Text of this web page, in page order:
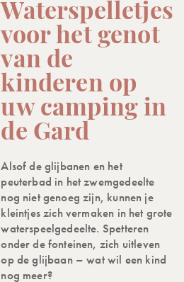
Waterspelletjes
voor het genot
van de
kinderen op
uw camping in
de Gard
Alsof de glijbanen en het
peuterbad in het zwemgedeelte
nog niet genoeg zijn, kunnen je
kleintjes zich vermaken in het grote
waterspeelgedeelte. Spetteren
onder de fonteinen, zich uitleven
op de glijbaan – wat wil een kind
nog meer?